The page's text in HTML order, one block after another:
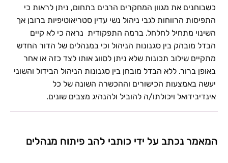
כשבוחנים את מגוון המחקרים הרבים בתחום, ניתן לראות כי
התפיסות הרווחות לגבי ניהול נשי עדין סטריאוטיפיות ברובן אך
השינוי מתחיל לחלחל. ברמה התפקודית נראה כי לא קיים
הבדל מובהק בין סגנונות הניהול וכי במנהלים של הדור החדש
מתקיים שילוב תכונות שלא ניתן לסווג אותו לצד כזה או אחר
באופן ברור. ללא הבדל מובחן בין סגנונות הניהול הבידול והשוני
יעשה באמצעות הכישורים וההכשרה השונה של כל
אינדיבידואל ויכולתו/ה להוביל ולהנהיג מצבים שונים.
המאמר נכתב על ידי כותבי להב פיתוח מנהלים